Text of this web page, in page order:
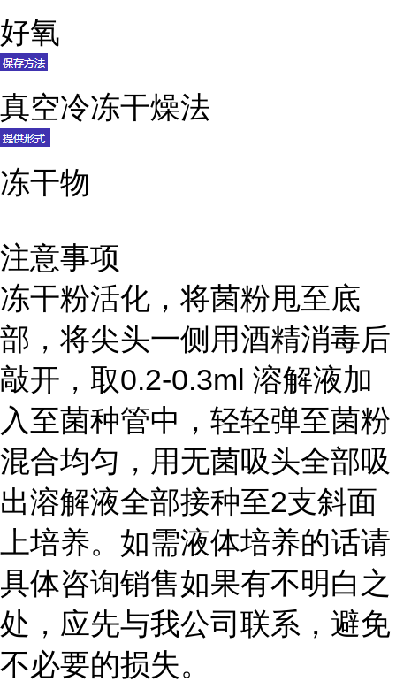
好氧
真空冷冻干燥法
冻干物
注意事项
冻干粉活化，将菌粉甩至底
部，将尖头一侧用酒精消毒后
敲开，取0.2-0.3ml 溶解液加
入至菌种管中，轻轻弹至菌粉
混合均匀，用无菌吸头全部吸
出溶解液全部接种至2支斜面
上培养。如需液体培养的话请
具体咨询销售如果有不明白之
处，应先与我公司联系，避免
不必要的损失。